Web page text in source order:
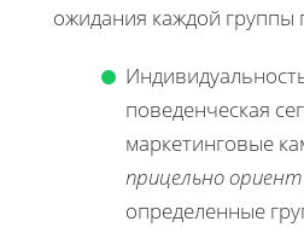
ожидания каждой группы
поведенческая
маркетинговые
прицельно
определенные